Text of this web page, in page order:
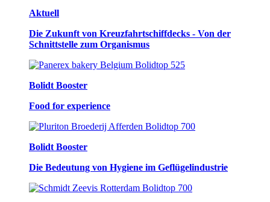
Aktuell
Die Zukunft von Kreuzfahrtschiffdecks - Von der
Schnittstelle zum Organismus
Bolidt Booster
Food for experience
Bolidt Booster
Die Bedeutung von Hygiene im Geflügelindustrie